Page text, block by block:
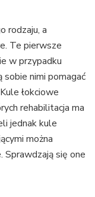
rodzaju, a
Te pierwsze
w przypadku
sobie nimi pomagać
łokciowe
rehabilitacja ma
jednak kule
można
Sprawdzają się one